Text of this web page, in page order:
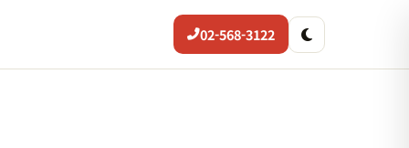
02-568-3122